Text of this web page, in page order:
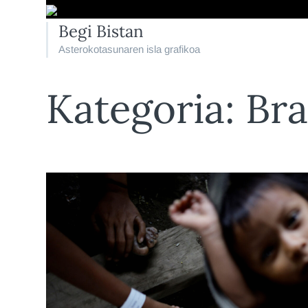
Begi Bistan
Asterokotasunaren isla grafikoa
Kategoria: